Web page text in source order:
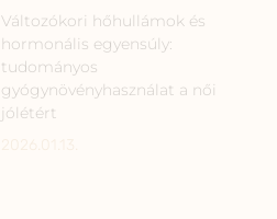
Változókori hőhullámok és
hormonális egyensúly:
tudományos
gyógynövényhasználat a női
jólétért